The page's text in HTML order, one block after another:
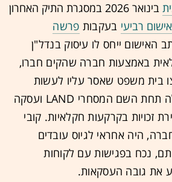
בינואר 2026 במסגרת התיק האחרון
רביעי בעקבות פרשה
האישום ייחס לו עיסוק בנדל"ן
באמצעות חברה שהקים חברו,
בית משפט שאסר עליו לעשות
בנדל"ן. החברה פעלה תחת השם המסחרי LAND ועסקה
זכויות בקרקעות חקלאיות. קובי
היה אחראי לגיוס עובדים
נכח בפגישות עם לקוחות
את גובה העסקאות.